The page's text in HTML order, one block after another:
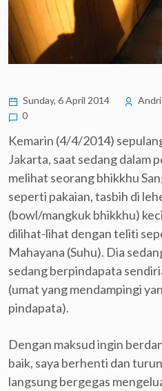
Sunday, 6 April 2014
0
Kemarin (4/4/2014)
Jakarta, saat sedang dalam
melihat seorang bhikkhu
seperti pakaian, tasbih di
(bowl/mangkuk bhikkhu)
dilihat-lihat dengan teliti
Mahayana (Suhu). Dia
sedang berpindapata
(umat yang mendampingi
pindapata).
Dengan maksud ingin
baik, saya berhenti dan
langsung bergegas